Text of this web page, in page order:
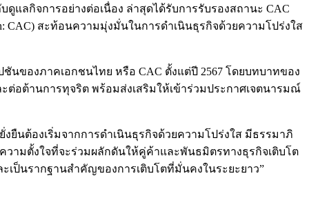
ดูแลกิจการอย่างต่อเนื่อง ล่าสุดได้รับการรับรองสถานะ CAC
CAC) สะท้อนความมุ่งมั่นในการดำเนินธุรกิจด้วยความโปร่งใส
นของภาคเอกชนไทย หรือ CAC ตั้งแต่ปี 2567 โดยบทบาทของ
ต่อต้านการทุจริต พร้อมส่งเสริมให้เข้าร่วมประกาศเจตนารมณ์
ยืนต้องเริ่มจากการดำเนินธุรกิจด้วยความโปร่งใส มีธรรมาภิ
วามตั้งใจที่จะร่วมผลักดันให้คู่ค้าและพันธมิตรทางธุรกิจเติบโต
เป็นรากฐานสำคัญของการเติบโตที่มั่นคงในระยะยาว”